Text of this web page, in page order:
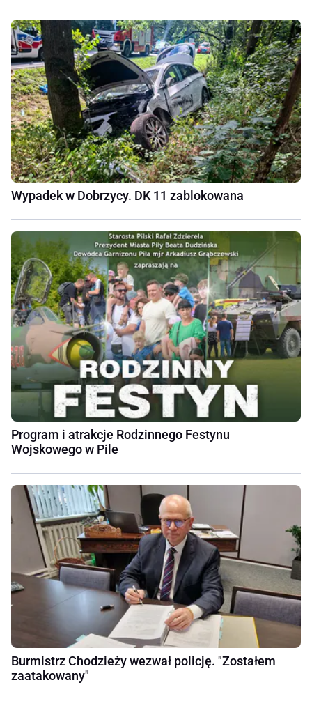
Wypadek w Dobrzycy. DK 11 zablokowana
Program i atrakcje Rodzinnego Festynu
Wojskowego w Pile
Burmistrz Chodzieży wezwał policję. "Zostałem
zaatakowany"